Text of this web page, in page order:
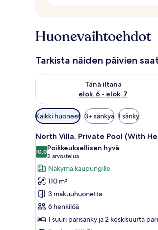
Huonevaihtoehdot
Tarkista näiden päivien
Tänä iltana
elok. 6 - elok. 7
Tarkista tämän illan saatavuus elok.
Huoneille
saatavilla
olevia
suodattimia
Kaikki huoneet 3+ sänkyä 1 sänky
Avaa
kaikki
huonetyypin
North
Villa,
Private
Pool
(With
Heated
25
North Villa, Private Pool (With
10,010,0 kautta 10
Poikkeuksellisen hyvä
2 arvostelua
(2
arvostelua)
Näkymä kaupungille
110 m²
3 makuuhuonetta
6 henkilöä
1 suuri parisänky ja 2 keskisuurta